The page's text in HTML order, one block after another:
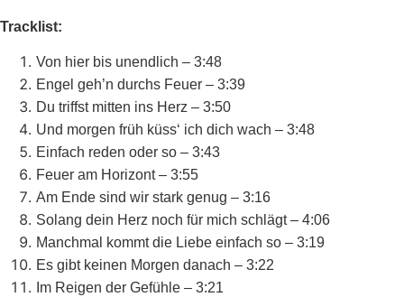
Tracklist:
Von hier bis unendlich – 3:48
Engel geh’n durchs Feuer – 3:39
Du triffst mitten ins Herz – 3:50
Und morgen früh küss‘ ich dich wach – 3:48
Einfach reden oder so – 3:43
Feuer am Horizont – 3:55
Am Ende sind wir stark genug – 3:16
Solang dein Herz noch für mich schlägt – 4:06
Manchmal kommt die Liebe einfach so – 3:19
Es gibt keinen Morgen danach – 3:22
Im Reigen der Gefühle – 3:21